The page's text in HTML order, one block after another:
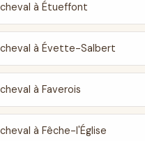
à Étueffont
à Évette-Salbert
à Faverois
à Fêche-l'Église